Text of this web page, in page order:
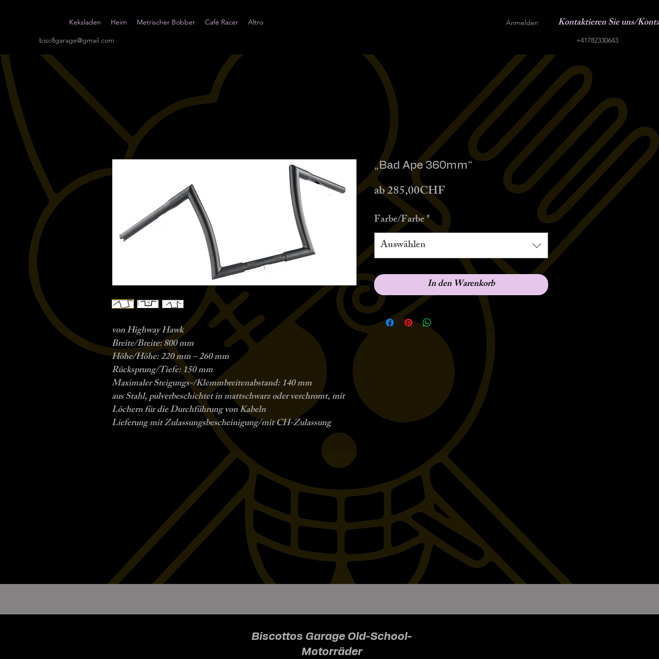
Keksladen Heim Metrischer Bobber Café Racer Altro Anmelden Kontaktieren Sie uns/
bisc8garage@gmail.com +41782330643
von Highway Hawk
Breite/Breite: 800 mm
Höhe/Höhe: 220 mm – 260 mm
Rücksprung/Tiefe: 150 mm
Maximaler Steigungs-/Klemmbreitenabstand: 140 mm
aus Stahl, pulverbeschichtet in mattschwarz oder verchromt, mit
Löchern für die Durchführung von Kabeln
Lieferung mit Zulassungsbescheinigung/mit CH-Zulassung
„Bad Ape 360mm“
ab285,00CHFSale-
Preis
Farbe/Farbe*
Auswählen
In den Warenkorb
Biscottos Garage Old-School-
Motorräder